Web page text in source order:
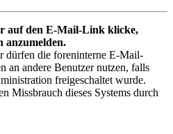
auf den E-Mail-Link klicke,
anzumelden.
dürfen die foreninterne E-Mail-
an andere Benutzer nutzen, falls
freigeschaltet wurde.
Missbrauch dieses Systems durch